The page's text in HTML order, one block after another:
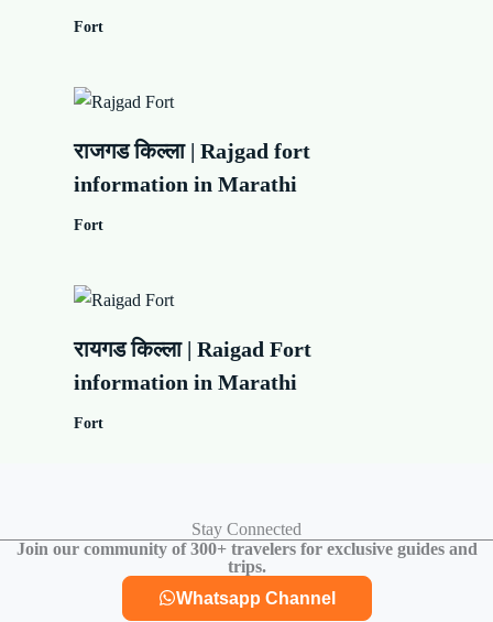
Fort
राजगड किल्ला | Rajgad fort
information in Marathi
Fort
रायगड किल्ला | Raigad Fort
information in Marathi
Fort
Stay Connected
Join our community of 300+ travelers for exclusive guides and
trips.
Whatsapp Channel